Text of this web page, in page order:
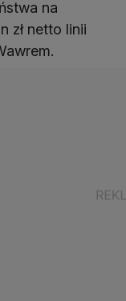
na
zł netto linii